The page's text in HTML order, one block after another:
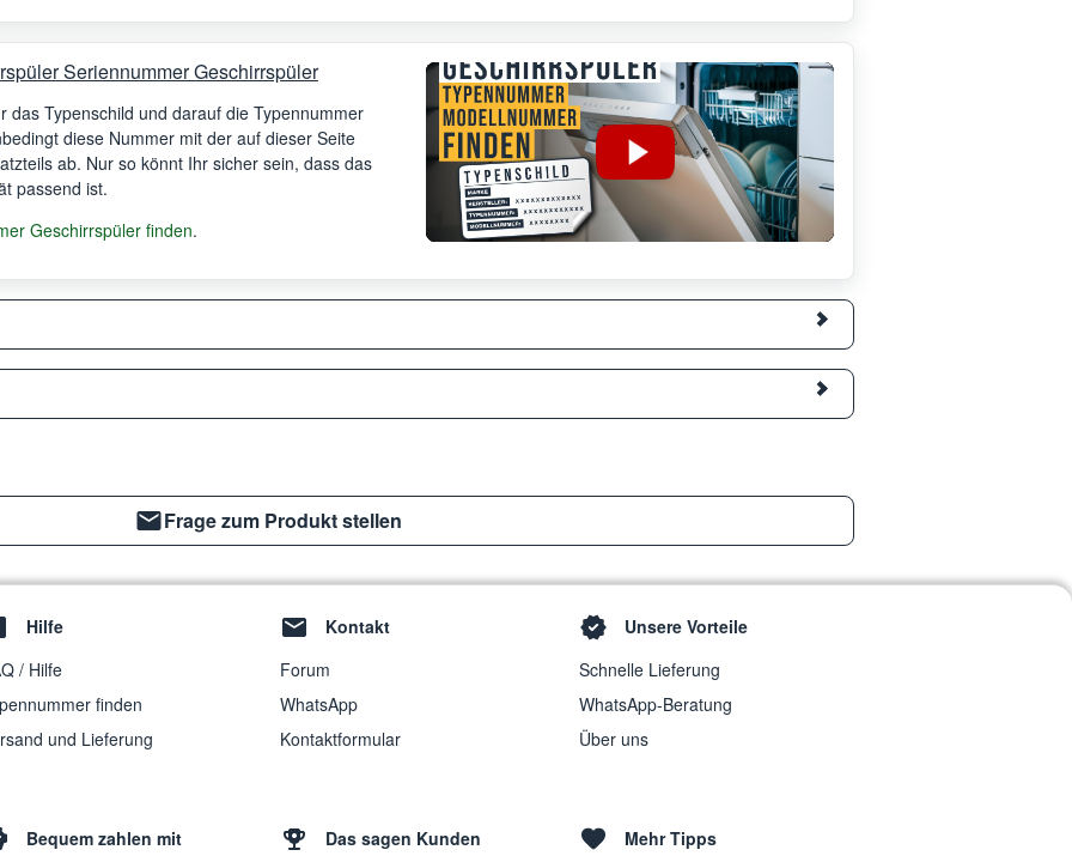
Seriennummer Geschirrspüler
das Typenschild und darauf die Typennummer
diese Nummer mit der auf dieser Seite
ab. Nur so könnt Ihr sicher sein, dass das
passend ist.
Geschirrspüler finden.
Frage zum Produkt stellen
Hilfe
/ Hilfe
finden
und Lieferung
Kontakt
Forum
WhatsApp
Kontaktformular
Unsere Vorteile
Schnelle Lieferung
WhatsApp-Beratung
Über uns
Bequem zahlen mit Das sagen Kunden Mehr Tipps